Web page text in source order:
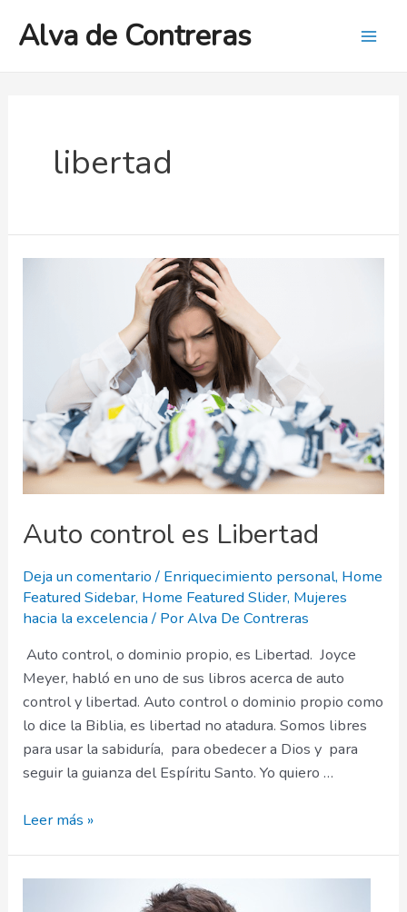
Alva de Contreras
libertad
Auto control es Libertad
Deja un comentario / Enriquecimiento personal, Home
Featured Sidebar, Home Featured Slider, Mujeres
hacia la excelencia/ PorAlva De Contreras
Auto control, o dominio propio, es Libertad. Joyce
Meyer, habló en uno de sus libros acerca de auto
control y libertad. Auto control o dominio propio como
lo dice la Biblia, es libertad no atadura. Somos libres
para usar la sabiduría, para obedecer a Dios y para
seguir la guianza del Espíritu Santo. Yo quiero …
Auto
Leer más »